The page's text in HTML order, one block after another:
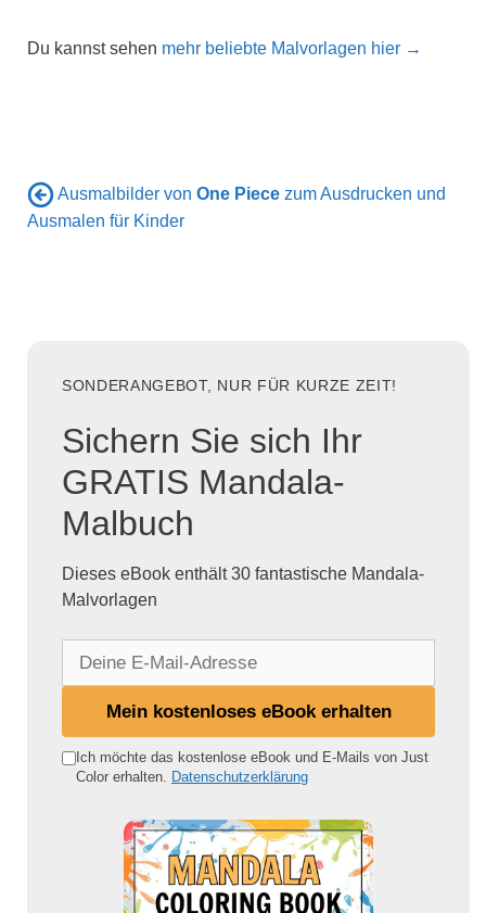
Du kannst sehen mehr beliebte Malvorlagen hier →
Ausmalbilder von One Piece zum Ausdrucken und
Ausmalen für Kinder
SONDERANGEBOT, NUR FÜR KURZE ZEIT!
Sichern Sie sich Ihr
GRATIS Mandala-
Malbuch
Dieses eBook enthält 30 fantastische Mandala-
Malvorlagen
e
Mein kostenloses eBook erhalten
Ich möchte das kostenlose eBook und E-Mails von Just
Color erhalten. Datenschutzerklärung